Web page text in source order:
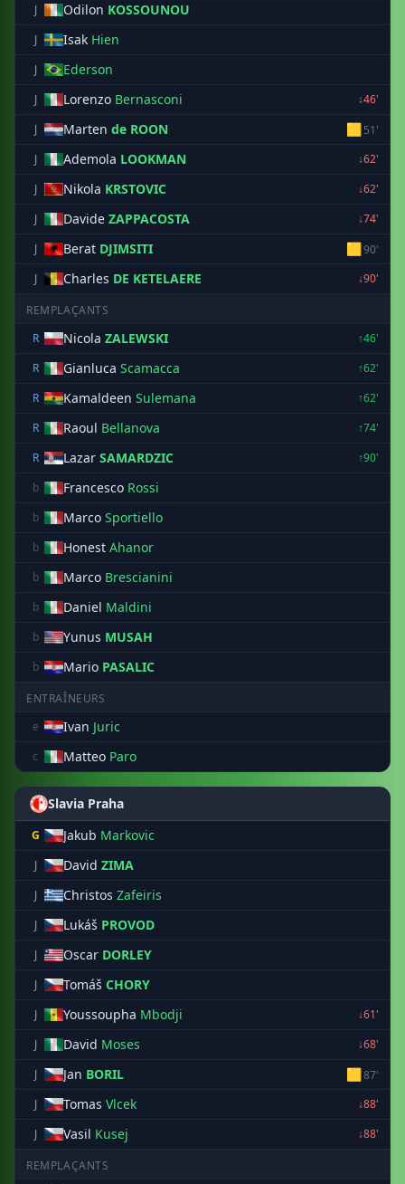
J Odilon KOSSOUNOU
J Isak Hien
J Ederson
J Lorenzo Bernasconi
↓46'
J
Marten de ROON 🟨51'
J
Ademola LOOKMAN
↓62'
J
Nikola KRSTOVIC
↓62'
J
Davide ZAPPACOSTA
↓74'
J
Berat DJIMSITI 🟨90'
J
Charles DE KETELAERE ↓90'
REMPLAÇANTS
R
Nicola ZALEWSKI
↑46'
R
Gianluca Scamacca
↑62'
R
Kamaldeen Sulemana
↑62'
R
Raoul Bellanova
↑74'
R
Lazar SAMARDZIC
↑90'
b
Francesco Rossi
b Marco Sportiello
b Honest Ahanor
b Marco Brescianini
b Daniel Maldini
b Yunus MUSAH
b Mario PASALIC
ENTRAÎNEURS
e
Ivan Juric
c Matteo Paro
Slavia Praha
G Jakub Markovic
J David ZIMA
J Christos Zafeiris
J Lukáš PROVOD
J Oscar DORLEY
J Tomáš CHORY
J Youssoupha Mbodji
↓61'
J
David Moses
↓68'
J
Jan BORIL 🟨87'
J
Tomas Vlcek
↓88'
J
Vasil Kusej ↓88'
REMPLAÇANTS